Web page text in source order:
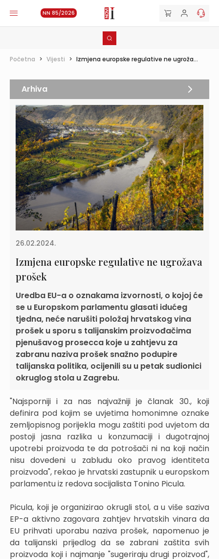
NN 85/2026
Početna > Vijesti > Izmjena europske regulative ne ugroža...
26.02.2024.
Izmjena europske regulative ne ugrožava
prošek
Uredba EU-a o oznakama izvornosti, o kojoj će
se u Europskom parlamentu glasati idućeg
tjedna, neće narušiti položaj hrvatskog vina
prošek u sporu s talijanskim proizvođačima
pjenušavog prosecca koje u zahtjevu za
zabranu naziva prošek snažno podupire
talijanska politika, ocijenili su u petak sudionici
okruglog stola u Zagrebu.
"Najsporniji i za nas najvažniji je članak 30., koji
definira pod kojim se uvjetima homonimne oznake
zemljopisnog porijekla mogu zaštiti pod uvjetom da
postoji jasna razlika u konzumaciji i dugotrajnoj
upotrebi proizvoda te da potrošači ni na koji način
nisu dovedeni u zabludu oko pravog identiteta
proizvoda", rekao je hrvatski zastupnik u europskom
parlamentu iz redova socijalista Tonino Picula.
Picula, koji je organizirao okrugli stol, a u više saziva
EP-a aktivno zagovara zahtjev hrvatskih vinara da
EU prihvati uporabu naziva prošek, napomenuo je
da talijanski prijedlog da se zabrani zaštita svih
proizvoda koji i najmanje "sugeriraju drugi proizvod",
Arhiva